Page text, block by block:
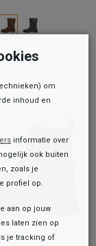
om
inhoud en
informatie over
ook buiten
zoals je
profiel op.
aan op jouw
laten zien op
je tracking of